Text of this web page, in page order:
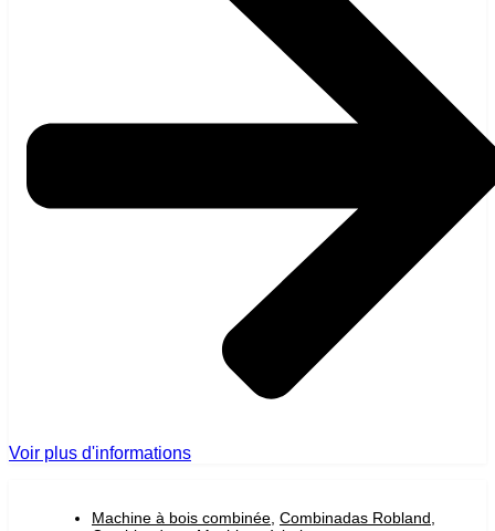
Voir plus d'informations
Machine à bois combinée Combinadas Robland